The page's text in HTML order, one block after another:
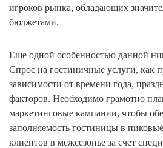
игроков рынка, обладающих
бюджетами.
Еще одной особенностью данной
Спрос на гостиничные услуги, как
зависимости от времени года,
факторов. Необходимо грамотно
маркетинговые кампании, чтобы
заполняемость гостиницы в
клиентов в межсезонье за счет